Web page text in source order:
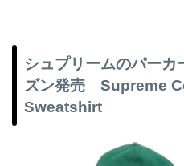
シュプリームのパー
ズン発売 Supreme
Sweatshirt